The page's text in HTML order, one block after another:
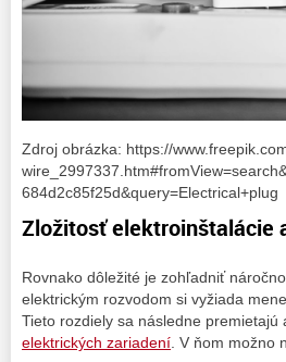
Zdroj obrázka: https://
684d2c85f25d&query=Electrical+plug
Zložitosť elektroinštalácie
Rovnako dôležité je zohľadniť
elektrickým rozvodom si vyžiada
Tieto rozdiely sa následne
elektrických zariadení . V ňom